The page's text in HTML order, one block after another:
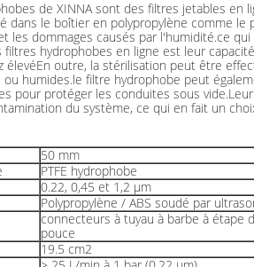
de XINNA sont des filtres jetables
dans le boîtier en polypropylène comme
les dommages causés par l'humidité.ce
filtres hydrophobes en ligne est leur
élevéEn outre, la stérilisation peut être
humides.le filtre hydrophobe peut
pour protéger les conduites sous
du système, ce qui en fait un
50 mm
PTFE hydrophobe
0.22, 0,45 et 1,2 μm
Polypropylène / ABS soudé par
connecteurs à tuyau à barbe à étape
pouce
19.5 cm2